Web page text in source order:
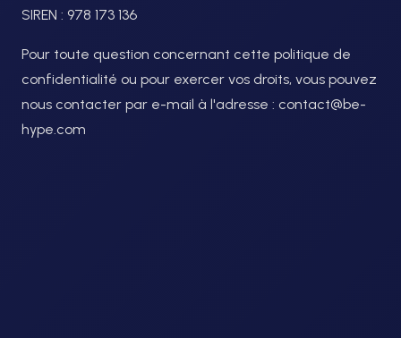
SIREN : 978 173 136
Pour toute question concernant cette politique de
confidentialité ou pour exercer vos droits, vous pouvez
nous contacter par e-mail à l'adresse : contact@be-
hype.com